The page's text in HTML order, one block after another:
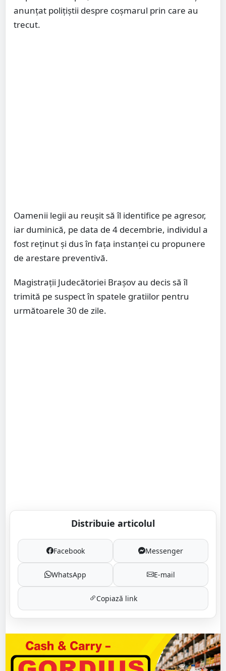
anunțat polițiștii despre coșmarul prin care au
trecut.
Oamenii legii au reușit să îl identifice pe agresor,
iar duminică, pe data de 4 decembrie, individul a
fost reținut și dus în fața instanței cu propunere
de arestare preventivă.
Magistrații Judecătoriei Brașov au decis să îl
trimită pe suspect în spatele gratiilor pentru
următoarele 30 de zile.
Distribuie articolul
Facebook Messenger
WhatsApp E-mail
Copiază link